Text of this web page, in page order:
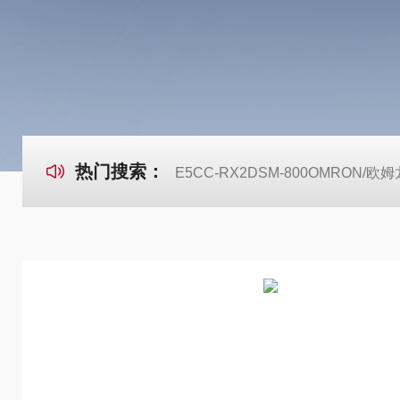
热门搜索： E5CC-RX2DSM-800OMRON/欧